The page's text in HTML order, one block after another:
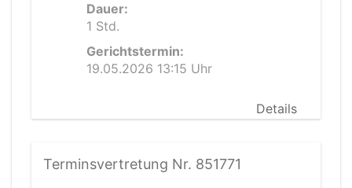
Dauer:
1 Std.
Gerichtstermin:
19.05.2026 13:15 Uhr
Details
Terminsvertretung Nr. 851771